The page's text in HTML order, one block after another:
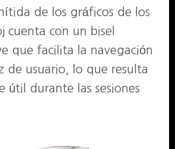
de los gráficos de los
cuenta con un bisel
que facilita la navegación
de usuario, lo que resulta
útil durante las sesiones